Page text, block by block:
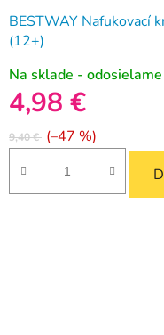
BESTWAY Nafukovací
(12+)
Na sklade -
4,98 €
9,40 € (–47 %)